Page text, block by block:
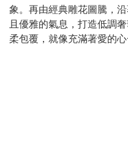
象。再由經典雕花圖騰，
且優雅的氣息，打造低調
柔包覆，就像充滿著愛的